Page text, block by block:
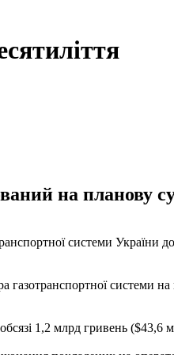
на планову
системи України
системи
1,2 млрд гривень